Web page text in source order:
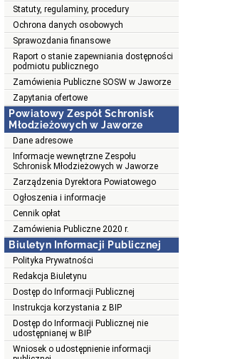
Statuty, regulaminy, procedury
Ochrona danych osobowych
Sprawozdania finansowe
Raport o stanie zapewniania dostępności
podmiotu publicznego
Zamówienia Publiczne SOSW w Jaworze
Zapytania ofertowe
Powiatowy Zespół Schronisk
Młodzieżowych w Jaworze
Dane adresowe
Informacje wewnętrzne Zespołu
Schronisk Młodzieżowych w Jaworze
Zarządzenia Dyrektora Powiatowego
Ogłoszenia i informacje
Cennik opłat
Zamówienia Publiczne 2020 r.
Biuletyn Informacji Publicznej
Polityka Prywatności
Redakcja Biuletynu
Dostęp do Informacji Publicznej
Instrukcja korzystania z BIP
Dostęp do Informacji Publicznej nie
udostępnianej w BIP
Wniosek o udostępnienie informacji